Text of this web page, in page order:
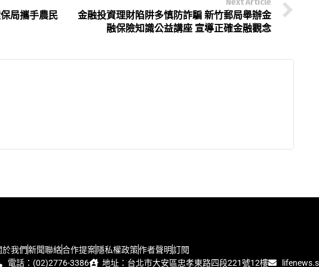
局攜手農民
金融投資理財陷阱多慎防詐騙 新竹郵局舉辦金
融保險知識公益講座 宣導正確金融觀念
於我們新聞聯絡合作提案隱私權政策作者聲明訂閱
電話：(02)2776-3386
地址：台北市大安區忠孝東路四段221號12樓